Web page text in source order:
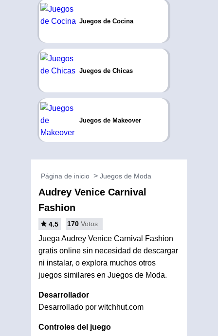
Juegos de Cocina
Juegos de Chicas
Juegos de Makeover
Página de inicio Juegos de Moda
Audrey Venice Carnival
Fashion
4.5 170 Votos
Juega Audrey Venice Carnival Fashion
gratis online sin necesidad de descargar
ni instalar, o explora muchos otros
juegos similares en Juegos de Moda.
Desarrollador
Desarrollado por witchhut.com
Controles del juego